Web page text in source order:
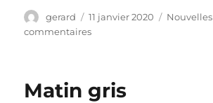
Auteur
gerard
Publié
le
11 janvier 2020 Catégories
Nouvelles
commentairessur
soleil
Matin gris